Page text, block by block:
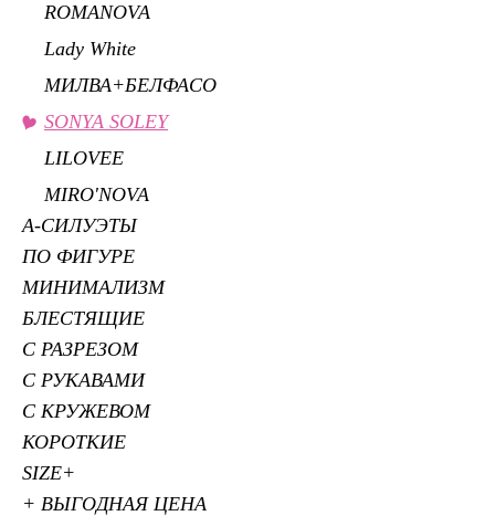
ROMANOVA
Lady White
МИЛВА+БЕЛФАСО
SONYA SOLEY
LILOVEE
MIRO'NOVA
А-СИЛУЭТЫ
ПО ФИГУРЕ
МИНИМАЛИЗМ
БЛЕСТЯЩИЕ
С РАЗРЕЗОМ
С РУКАВАМИ
С КРУЖЕВОМ
КОРОТКИЕ
SIZE+
+ ВЫГОДНАЯ ЦЕНА